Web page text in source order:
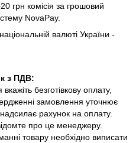
грн комісія за грошовий
NovaPay.
валюті України -
з ПДВ:
безготівкову оплату,
замовлення уточнює
надсилає рахунок на оплату.
про це менеджеру.
товару необхідно виписати